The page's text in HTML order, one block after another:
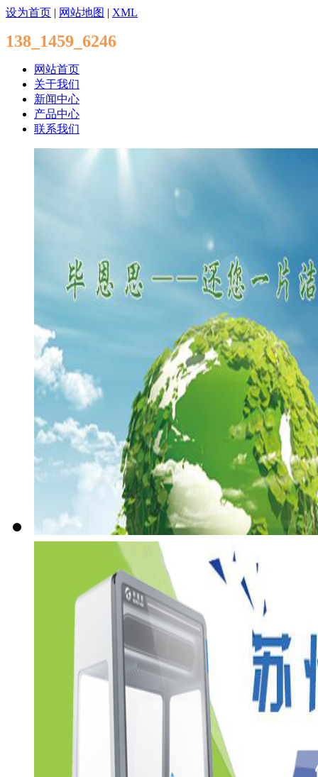
设为首页 | 网站地图 | XML
138_1459_6246
网站首页
关于我们
新闻中心
产品中心
联系我们